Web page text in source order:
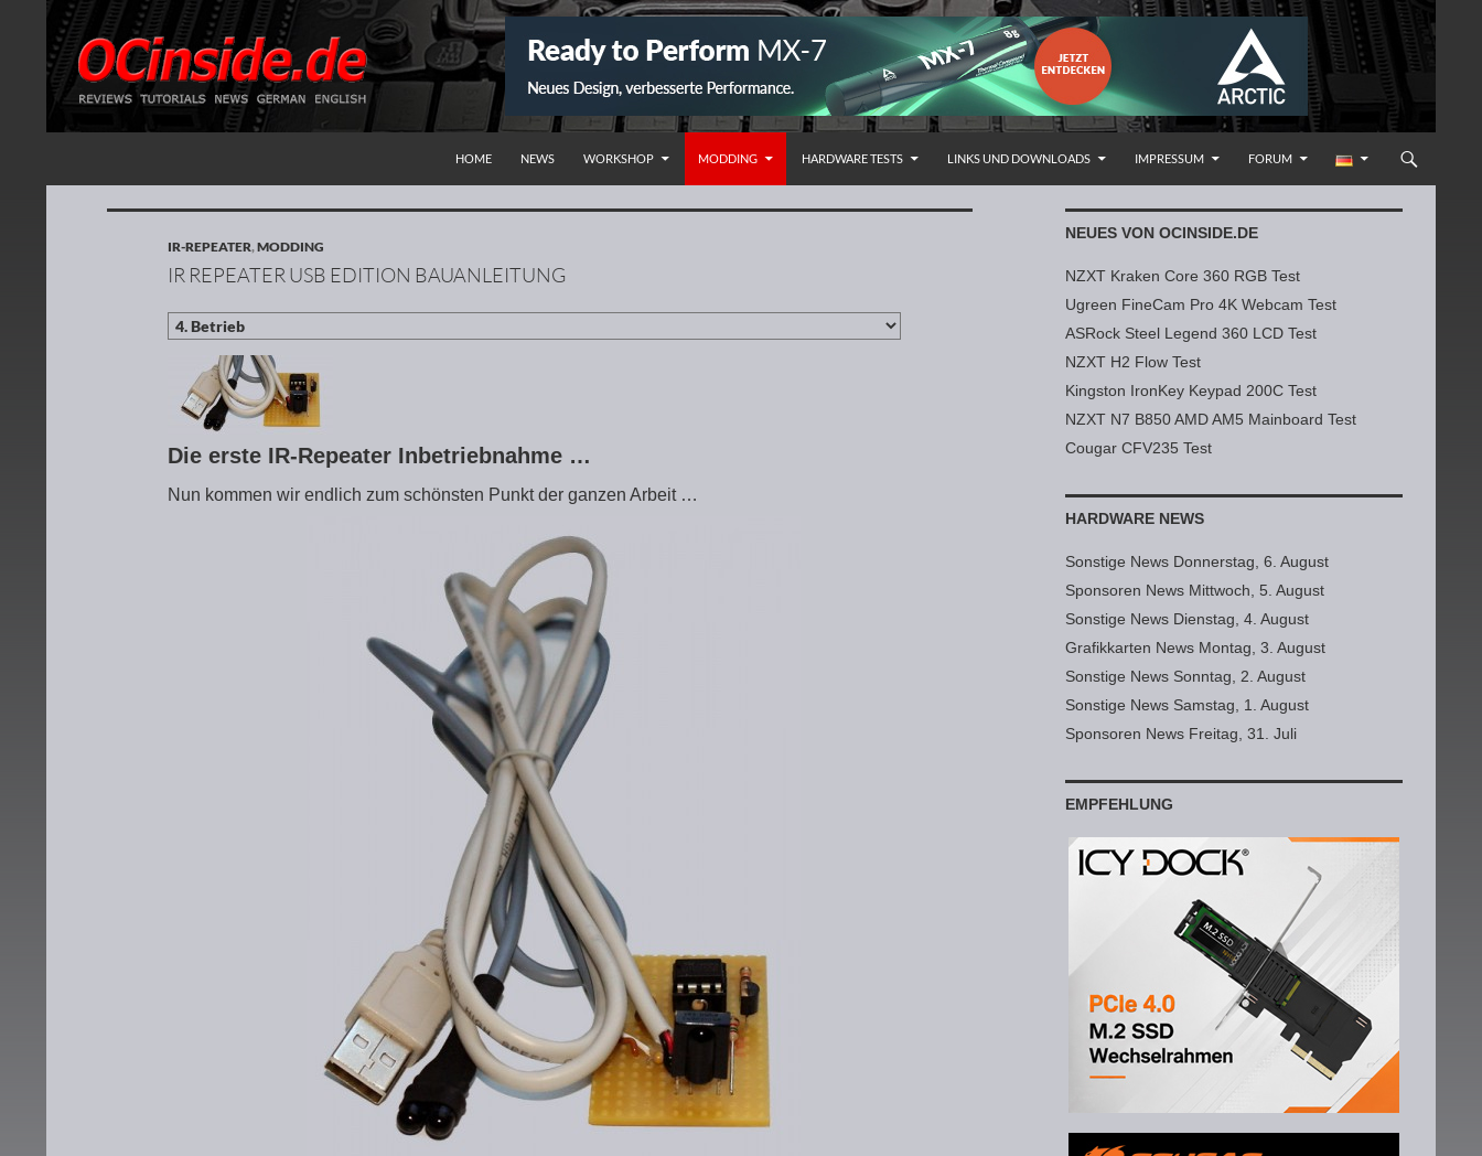
HOME
NEWS WORKSHOP MODDING HARDWARE TESTS LINKS UND DOWNLOADS IMPRESSUM FORUM
IR-REPEATER,MODDING
IR REPEATER USB EDITION BAUANLEITUNG
Die erste IR-Repeater Inbetriebnahme …
Nun kommen wir endlich zum schönsten Punkt der ganzen Arbeit …
NEUES VON OCINSIDE.DE
NZXT Kraken Core 360 RGB Test
Ugreen FineCam Pro 4K Webcam Test
ASRock Steel Legend 360 LCD Test
NZXT H2 Flow Test
Kingston IronKey Keypad 200C Test
NZXT N7 B850 AMD AM5 Mainboard Test
Cougar CFV235 Test
HARDWARE NEWS
Sonstige News Donnerstag, 6. August
Sponsoren News Mittwoch, 5. August
Sonstige News Dienstag, 4. August
Grafikkarten News Montag, 3. August
Sonstige News Sonntag, 2. August
Sonstige News Samstag, 1. August
Sponsoren News Freitag, 31. Juli
EMPFEHLUNG